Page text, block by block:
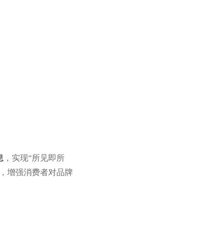
，实现“所见即所
增强消费者对品牌